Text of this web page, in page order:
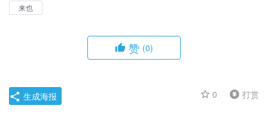
来也
赞 (0)
0 打赏
生成海报